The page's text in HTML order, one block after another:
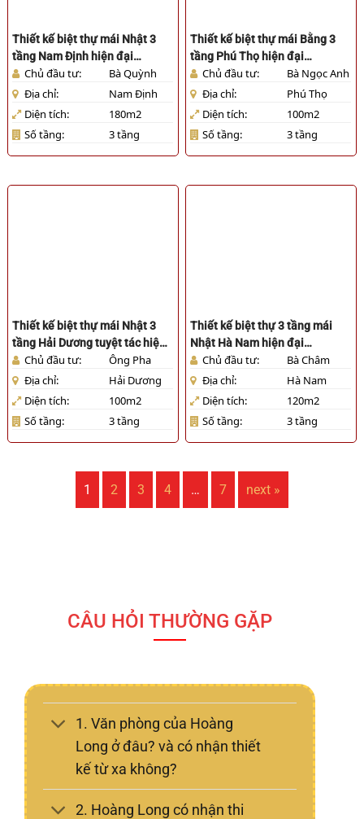
Thiết kế biệt thự mái Nhật 3
tầng Nam Định hiện đại
[HL711025]
Chủ đầu tư:
Bà Quỳnh
Địa chỉ:
Nam Định
Diện tích:
180m2
Số tầng:
3 tầng
Thiết kế biệt thự mái Bằng 3
tầng Phú Thọ hiện đại
[HL621025]
Chủ đầu tư:
Bà Ngọc Anh
Địa chỉ:
Phú Thọ
Diện tích:
100m2
Số tầng:
3 tầng
Thiết kế biệt thự mái Nhật 3
tầng Hải Dương tuyệt tác hiện
đại [HL511025]
Chủ đầu tư:
Ông Pha
Địa chỉ:
Hải Dương
Diện tích:
100m2
Số tầng:
3 tầng
Thiết kế biệt thự 3 tầng mái
Nhật Hà Nam hiện đại
[HL511025]
Chủ đầu tư:
Bà Châm
Địa chỉ:
Hà Nam
Diện tích:
120m2
Số tầng:
3 tầng
1 2 3 4 … 7 next »
CÂU HỎI THƯỜNG GẶP
1. Văn phòng của Hoàng
Long ở đâu? và có nhận thiết
kế từ xa không?
2. Hoàng Long có nhận thi